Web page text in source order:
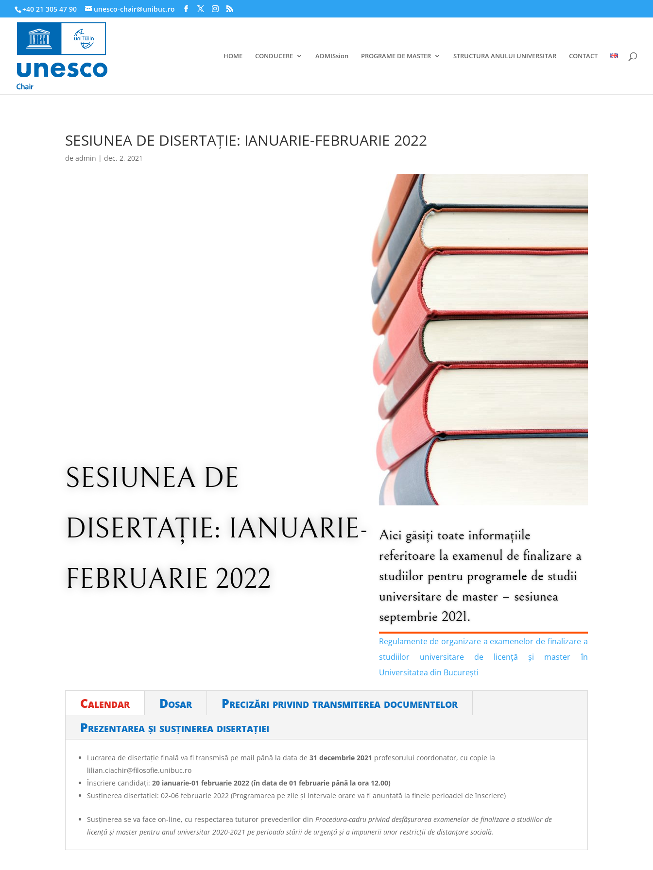
218945019564526
+40 21 305 47 90 unesco-chair@unibuc.ro
HOME CONDUCERE ADMISsion PROGRAME DE MASTER STRUCTURA ANULUI UNIVERSITAR CONTACT
SESIUNEA DE DISERTAŢIE: IANUARIE-FEBRUARIE 2022
deadmin |dec. 2, 2021
SESIUNEA DE
DISERTAŢIE: IANUARIE-
FEBRUARIE 2022
Aici găsiți toate informațiile
referitoare la examenul de finalizare a
studiilor pentru programele de studii
universitare de master – sesiunea
septembrie 2021.
Regulamente de organizare a examenelor de finalizare a
studiilor universitare de licență și master în
Universitatea din București
Calendar Dosar
Precizări privind transmiterea documentelor
Prezentarea și susținerea disertației
Lucrarea de disertație finală va fi transmisă pe mail până la data de 31 decembrie 2021 profesorului coordonator, cu copie la
lilian.ciachir@filosofie.unibuc.ro
Înscriere candidați:20 ianuarie-01 februarie 2022 (în data de 01 februarie până la ora 12.00)
Susținerea disertației: 02-06 februarie 2022 (Programarea pe zile și intervale orare va fi anunțată la finele perioadei de înscriere)
Susținerea se va face on-line, cu respectarea tuturor prevederilor dinProcedura-cadru privind desfășurarea examenelor de finalizare a studiilor de
licență și master pentru anul universitar 2020-2021 pe perioada stării de urgență și a impunerii unor restricții de distanțare socială.